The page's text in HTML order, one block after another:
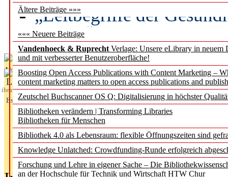
Ältere Beiträge »»»
««« Neuere Beiträge
Vandenhoeck & Ruprecht Verlage: Unsere eLibrary in neuem
und mit verbesserter Benutzeroberfläche!
Boosting Open Access Publications with Content Marketing –
content marketing matters to open access publications and
Zeutschel Buchscanner OS Q: Digitalisierung in höchster
Bibliotheken verändern | Transforming Libraries
Bibliotheken für Menschen
Bibliothek 4.0 als Lebensraum: flexible Öffnungszeiten sind
Knowledge Unlatched: Crowdfunding-Runde erfolgreich
Forschung und Lehre in eigener Sache – Die
an der Hochschule für Technik und Wirtschaft HTW Chur
„Leitbegriffe der
des BIÖG erscheinen
Aktuelles aus
L
ibrary
Essentials